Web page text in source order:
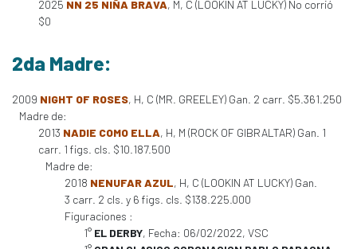
2025 NN 25 NIÑA BRAVA, M, C (LOOKIN AT LUCKY) No corrió
$0
2da Madre:
2009 NIGHT OF ROSES, H, C (MR. GREELEY) Gan. 2 carr. $5.361.250
Madre de:
2013 NADIE COMO ELLA, H, M (ROCK OF GIBRALTAR) Gan. 1
carr. 1 figs. cls. $10.187.500
Madre de:
2018 NENUFAR AZUL, H, C (LOOKIN AT LUCKY) Gan.
3 carr. 2 cls. y 6 figs. cls. $138.225.000
Figuraciones :
1° EL DERBY, Fecha: 06/02/2022, VSC